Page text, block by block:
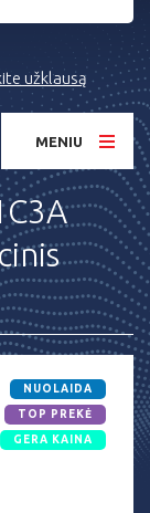
užklausą
MENIU
NUOLAIDA
TOP PREKĖ
GERA KAINA